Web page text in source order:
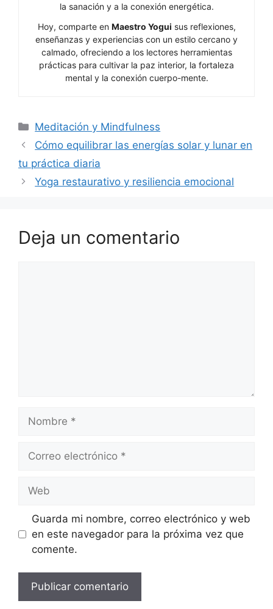
la sanación y a la conexión energética.
Hoy, comparte en Maestro Yogui sus reflexiones,
enseñanzas y experiencias con un estilo cercano y
calmado, ofreciendo a los lectores herramientas
prácticas para cultivar la paz interior, la fortaleza
mental y la conexión cuerpo-mente.
Categorías
Meditación y Mindfulness
Cómo equilibrar las energías solar y lunar en
tu práctica diaria
Yoga restaurativo y resiliencia emocional
Deja un comentario
electrónico
Guarda mi nombre, correo electrónico y web
en este navegador para la próxima vez que
comente.